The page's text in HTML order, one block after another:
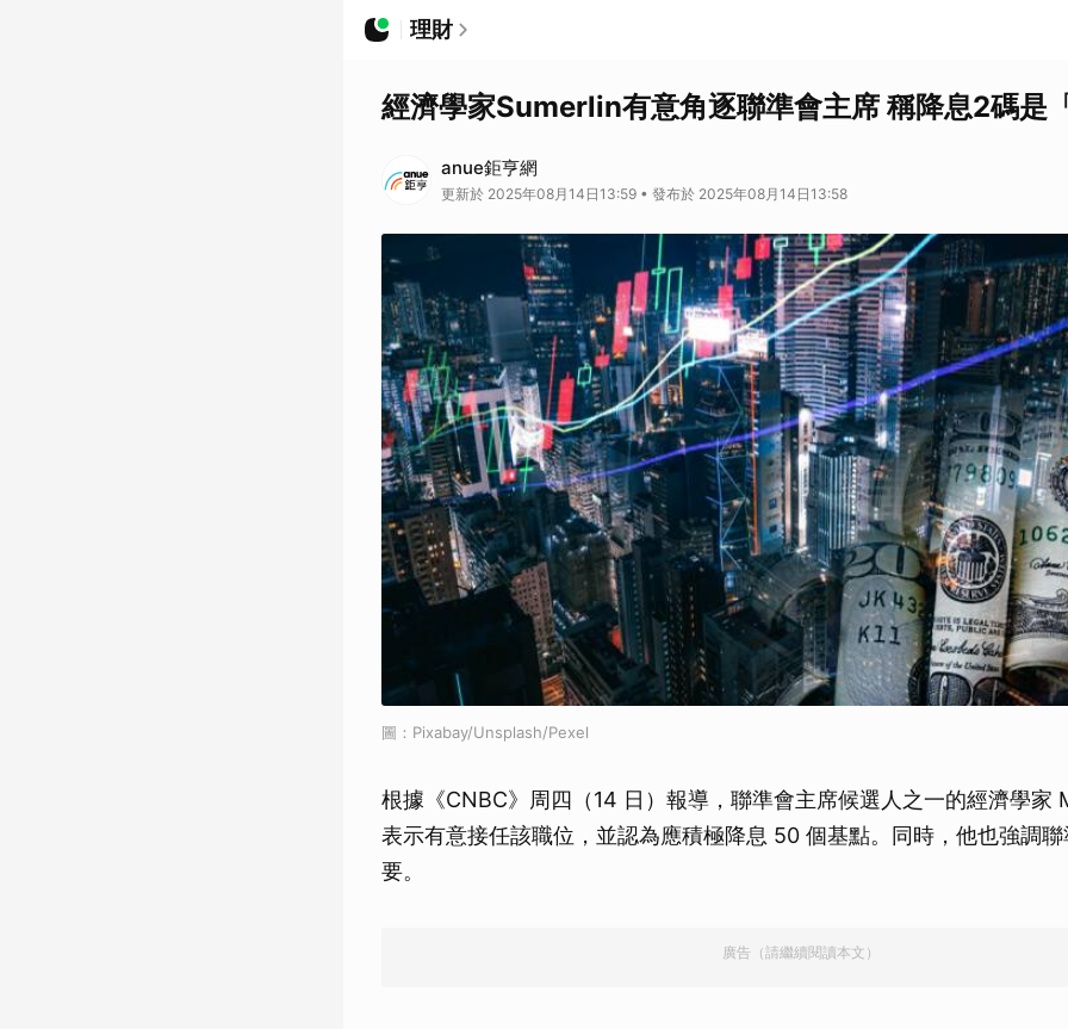
理財
經濟學家Sumerlin有意角逐聯準會主席 稱降息2碼是
anue鉅亨網
更新於 2025年08月14日13:59 • 發布於 2025年08月14日13:58
圖：Pixabay/Unsplash/Pexel
根據《CNBC》周四（14 日）報導，聯準會主席候選人之一的經濟學家
表示有意接任該職位，並認為應積極降息 50 個基點。同時，他也強調
要。
廣告（請繼續閱讀本文）